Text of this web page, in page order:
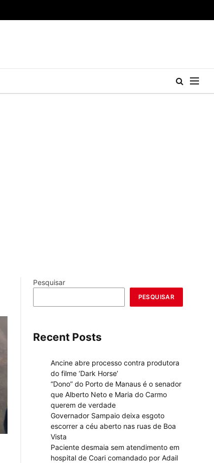
Pesquisar
PESQUISAR
Recent Posts
Ancine abre processo contra produtora
do filme ‘Dark Horse’
“Dono” do Porto de Manaus é o senador
que Alberto Neto e Maria do Carmo
querem de verdade
Governador Sampaio deixa esgoto
escorrer a céu aberto nas ruas de Boa
Vista
Paciente desmaia sem atendimento em
hospital de Coari comandado por Adail